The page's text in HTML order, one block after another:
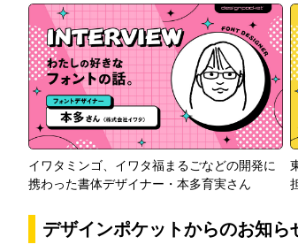
イワタミンゴ、イワタ福まるごなどの開発に
携わった書体デザイナー・本多育実さん
デザインポケットからのお知ら